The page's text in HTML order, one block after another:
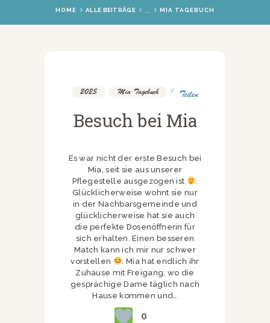
HOME ALLE BEITRÄGE MIA TAGEBUCH
2025 Mia Tagebuch Teilen
Besuch bei Mia
Es war nicht der erste Besuch bei
Mia, seit sie aus unserer
Pflegestelle ausgezogen ist
Glücklicherweise wohnt sie nur
in der Nachbarsgemeinde und
glücklicherweise hat sie auch
die perfekte Dosenöffnerin für
sich erhalten. Einen besseren
Match kann ich mir nur schwer
vorstellen
. Mia hat endlich ihr
Zuhause mit Freigang, wo die
gesprächige Dame täglich nach
Hause kommen und…
0